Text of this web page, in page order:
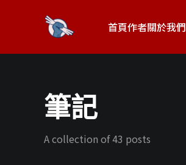
首頁作者關於我們
筆記
A collection of 43 posts